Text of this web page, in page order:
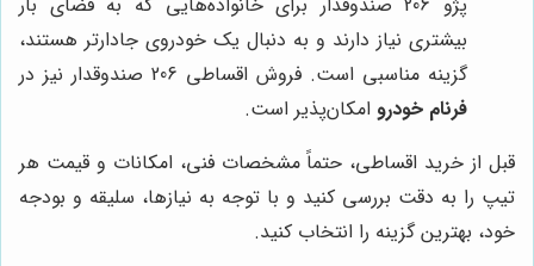
بیشتری نیاز دارند و به دنبال یک خودروی جادارتر هستند،
گزینه مناسبی است. فروش اقساطی 206 صندوقدار نیز در
فرنام خودرو امکان‌پذیر است.
قبل از خرید اقساطی، حتماً مشخصات فنی، امکانات و قیمت هر
تیپ را به دقت بررسی کنید و با توجه به نیازها، سلیقه و بودجه
خود، بهترین گزینه را انتخاب کنید.